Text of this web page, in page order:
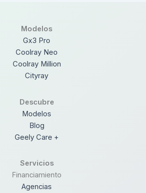
Modelos
Gx3 Pro
Coolray Neo
Coolray Million
Cityray
Descubre
Modelos
Blog
Geely Care +
Servicios
Financiamiento
Agencias